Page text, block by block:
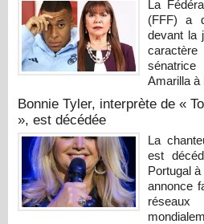
La
(FFF) a
devant la
Amarilla à
Bonnie Tyler, interprète de «
», est décédée
La
est
Portugal
annonce